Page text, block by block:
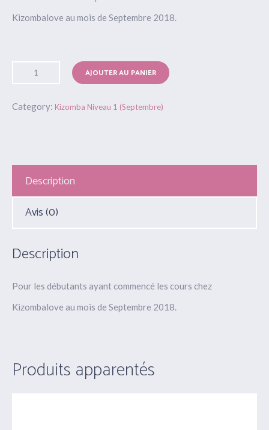
Kizombalove au mois de Septembre 2018.
AJOUTER AU PANIER
Category: Kizomba Niveau 1 (Septembre)
Description
Avis (0)
Description
Pour les débutants ayant commencé les cours chez
Kizombalove au mois de Septembre 2018.
Produits apparentés